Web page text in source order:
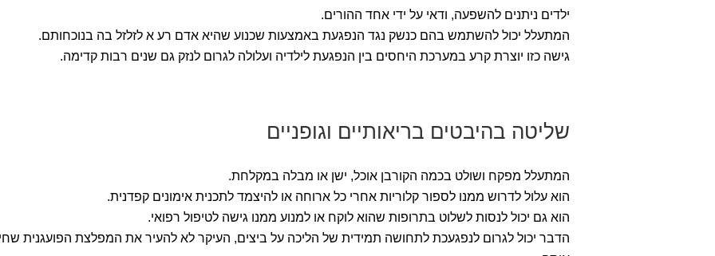
ילדים ניתנים להשפעה, ודאי על ידי אחד ההורים.
המתעלל יכול להשתמש בהם כנשק נגד הנפגעת באמצעות שכנוע שהיא אדם רע א לזלזל בה בנוכחותם.
גישה כזו יוצרת קרע במערכת היחסים בין הנפגעת לילדיה ועלולה לגרום לנזק גם שנים רבות קדימה.
שליטה בהיבטים בריאותיים וגופניים
המתעלל מפקח ושולט בכמה הקורבן אוכל, ישן או מבלה במקלחת.
הוא עלול לדרוש ממנו לספור קלוריות אחרי כל ארוחה או להיצמד לתכנית אימונים קפדנית.
הוא גם יכול לנסות לשלוט בתרופות שהוא לוקח או למנוע ממנו גישה לטיפול רפואי.
הדבר יכול לגרום לנפגעכת לתחושה תמידית של הליכה על ביצים, העיקר לא להעיר את המפלצת הפועגנית